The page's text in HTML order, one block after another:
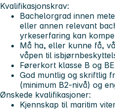
Kvalifikasjonskrav:
Bachelorgrad innen
eller annen relevant
yrkeserfaring kan
Må ha, eller kunne få,
våpen til
Førerkort klasse B og
God muntlig og skriftlig
(minimum B2-nivå) og
Ønskede kvalifikasjoner:
Kjennskap til maritim